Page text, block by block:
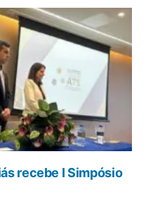
recebe I Simpósio